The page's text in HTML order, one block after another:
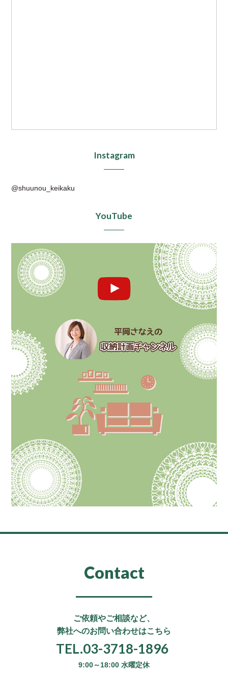
Instagram
@shuunou_keikaku
YouTube
Contact
ご依頼やご相談など、
弊社へのお問い合わせはこちら
TEL.03-3718-1896
9:00～18:00 水曜定休